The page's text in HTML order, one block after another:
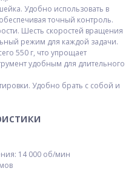
Удобно использовать в
точный контроль.
Шесть скоростей вращения
режим для каждой задачи.
550 г, что упрощает
удобным для длительного
Удобно брать с собой и
14 000 об/мин